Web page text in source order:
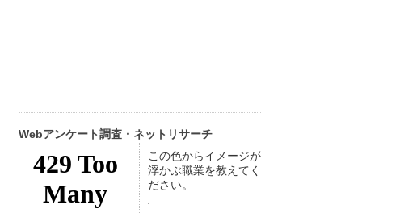
Webアンケート調査・ネットリサーチ